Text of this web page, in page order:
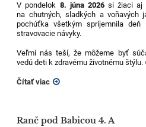
V pondelok 8. júna 2026si žiaci aj
na chutných, sladkých a
pochúťka všetkým spríjemnila deň
stravovacie návyky.
Veľmi nás teší, že môžeme byť
vedú deti k zdravému životnému štýlu.
Čítať viac
Ranč pod Babicou 4. A